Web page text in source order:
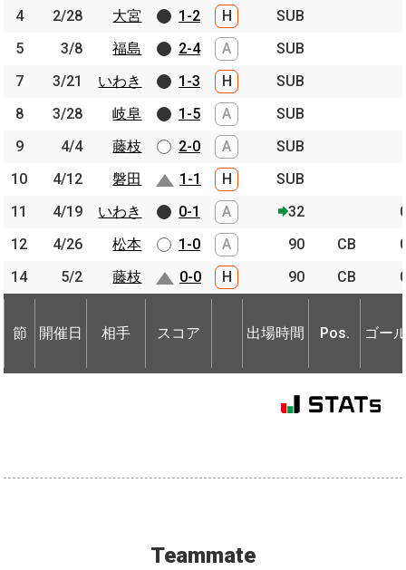
4 2/28 大宮 1-2 H
SUB
5
3/8 福島 2-4 A
SUB
7
3/21 いわき 1-3 H
SUB
8
3/28 岐阜 1-5 A
SUB
9
4/4 藤枝 2-0 A
SUB
10
4/12 磐田 1-1 H
SUB
11
4/19 いわき 0-1 A 32
12
4/26 松本 1-0 A 90 CB
14
5/2 藤枝 0-0 H 90 CB
節 開催日 相手 スコア 出場時間 Pos. ゴー
4 2/28
大宮
5
3/8
福島
7
3/21
いわき
8
3/28
岐阜
9
4/4
藤枝
10
4/12
磐田
11
4/19
いわき
12
4/26
松本
14
5/2 藤枝
節 開催日 相手
Teammate